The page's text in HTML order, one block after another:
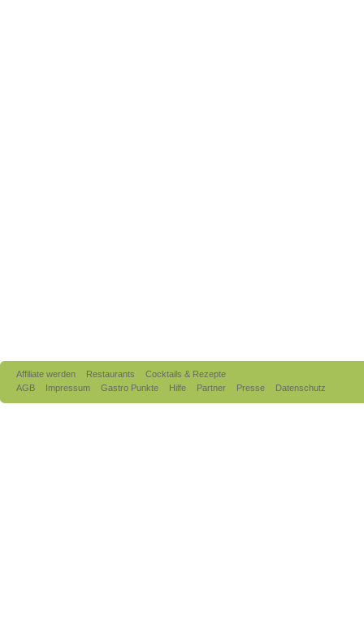
Affiliate werden Restaurants
Cocktails & Rezepte
AGB
Impressum Gastro Punkte Hilfe Partner Presse Datenschutz